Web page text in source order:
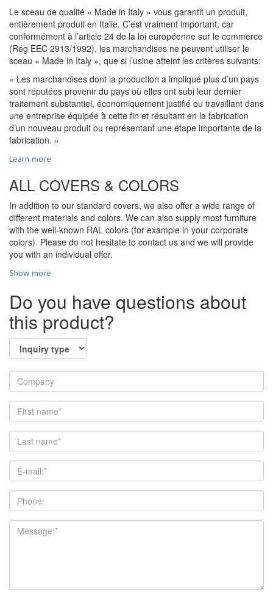
Le sceau de qualité « Made in Italy » vous garantit un produit,
entièrement produit en Italie. C’est vraiment important, car
conformément à l’article 24 de la loi européenne sur le commerce
(Reg EEC 2913/1992), les marchandises ne peuvent utiliser le
sceau « Made in Italy », que si l’usine atteint les critères suivants:
« Les marchandises dont la production a impliqué plus d’un pays
sont réputées provenir du pays où elles ont subi leur dernier
traitement substantiel, économiquement justifié ou travaillant dans
une entreprise équipée à cette fin et résultant en la fabrication
d’un nouveau produit ou représentant une étape importante de la
fabrication. »
Learn more
ALL COVERS & COLORS
In addition to our standard covers, we also offer a wide range of
different materials and colors. We can also supply most furniture
with the well-known RAL colors (for example in your corporate
colors). Please do not hesitate to contact us and we will provide
you with an individual offer.
Show more
Do you have questions about
this product?